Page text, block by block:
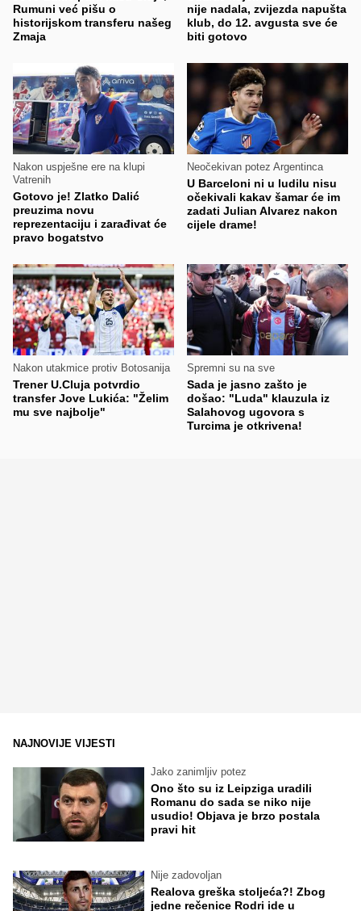
Rumuni već pišu o
historijskom transferu našeg
Zmaja
nije nadala, zvijezda napušta
klub, do 12. avgusta sve će
biti gotovo
Nakon uspješne ere na klupi
Vatrenih
Gotovo je! Zlatko Dalić
preuzima novu
reprezentaciju i zarađivat će
pravo bogatstvo
Neočekivan potez Argentinca
U Barceloni ni u ludilu nisu
očekivali kakav šamar će im
zadati Julian Alvarez nakon
cijele drame!
Nakon utakmice protiv Botosanija
Trener U.Cluja potvrdio
transfer Jove Lukića: "Želim
mu sve najbolje"
Spremni su na sve
Sada je jasno zašto je
došao: "Luda" klauzula iz
Salahovog ugovora s
Turcima je otkrivena!
NAJNOVIJE VIJESTI
Jako zanimljiv potez
Ono što su iz Leipziga uradili
Romanu do sada se niko nije
usudio! Objava je brzo postala
pravi hit
Nije zadovoljan
Realova greška stoljeća?! Zbog
jedne rečenice Rodri ide u